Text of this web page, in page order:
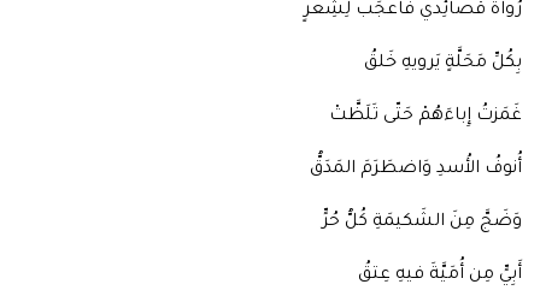
رُواةُ قَصائِدي فَاعجَب لِشِعرٍ
بِكُلِّ مَحَلَّةٍ يَرويهِ خَلقُ
غَمَزتُ إِباءَهُمْ حَتّى تَلَظَّتْ
أُنوفُ الأُسدِ وَاضطَرَمَ المَدَقُّ
وَضَجَّ مِنَ الشَكيمَةِ كُلُّ حُرٍّ
أَبِيٍّ مِن أُمَيَّةَ فيهِ عِتقُ